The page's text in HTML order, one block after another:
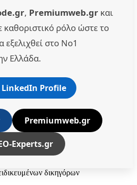
, Premiumweb.gr και
καθοριστικό ρόλο ώστε το
στο No1
Ελλάδα.
LinkedIn Profile
Premiumweb.gr
Experts.gr